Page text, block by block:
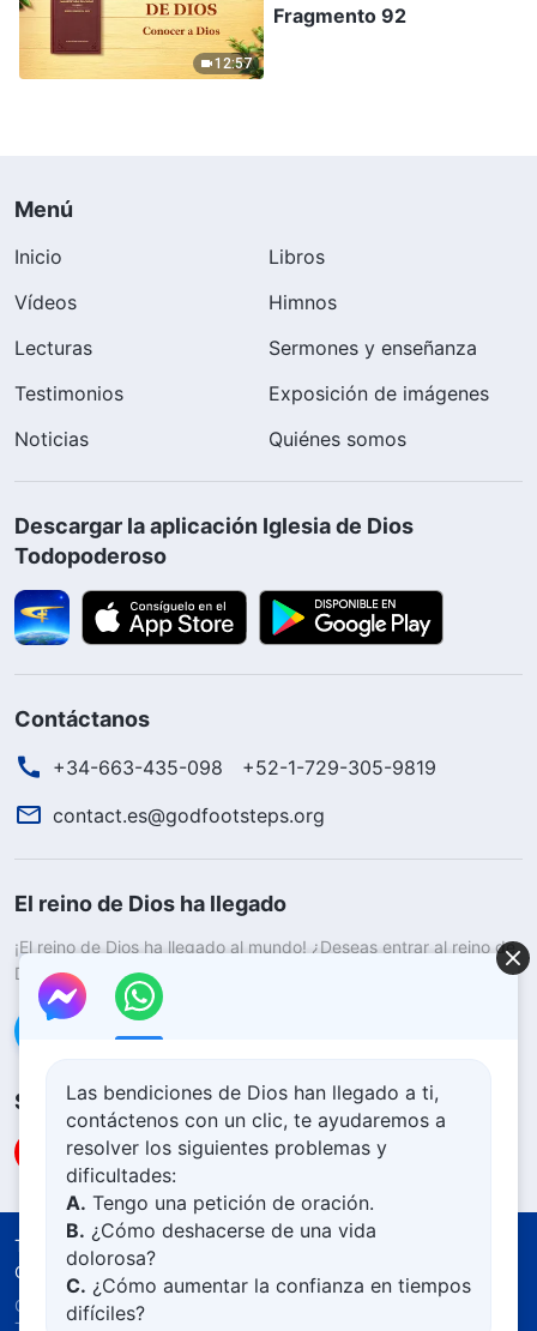
12:57
Fragmento 92
Menú
Inicio
Libros
Vídeos
Himnos
Lecturas
Sermones y enseñanza
Testimonios
Exposición de imágenes
Noticias
Quiénes somos
Descargar la aplicación Iglesia de Dios
Todopoderoso
Contáctanos
+34-663-435-098
+52-1-729-305-9819
contact.es@godfootsteps.org
El reino de Dios ha llegado
¡El reino de Dios ha llegado al mundo! ¿Deseas entrar al reino de
Dios? Saber más
Conéctate con nosotros en Messenger
Síguenos
Términos de uso
Política de privacidad
Créditos
Política De Cookies
Copyright © 2026
Las bendiciones de Dios han llegado a ti,
contáctenos con un clic, te ayudaremos a
resolver los siguientes problemas y
dificultades:
A. Tengo una petición de oración.
B. ¿Cómo deshacerse de una vida
dolorosa?
C. ¿Cómo aumentar la confianza en tiempos
difíciles?